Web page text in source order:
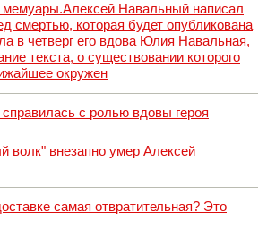
Навальный написал
смертью, которая будет опубликована
в четверг его вдова Юлия Навальная,
текста, о существовании которого
окружен
с ролью вдовы героя
волк" внезапно умер Алексей
самая отвратительная? Это